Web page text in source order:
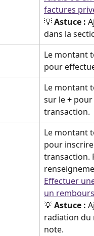
factures
💡 Astuce :
dans la
Le montant
pour
Le montant
sur le +
transaction.
Le montant
pour
transaction.
Effectuer
un
💡 Astuce :
radiation du
note.